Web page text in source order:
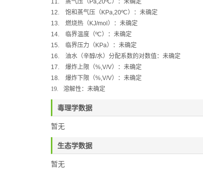
11.
蒸气压（ Pa,20ºC）：未确定
12.
饱和蒸气压（ KPa,20ºC）：未确定
13.
燃烧热（ KJ/mol ）：未确定
14.
临界温度（ºC）：未确定
15.
临界压力（ KPa）：未确定
16.
油水（辛醇/水）分配系数的对数值：未确定
17.
爆炸上限（%,V/V）：未确定
18.
爆炸下限（%,V/V）：未确定
19.
溶解性：未确定
毒理学数据
暂无
生态学数据
暂无